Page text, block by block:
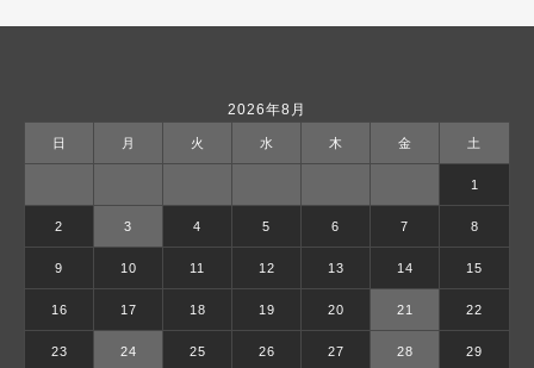
2026年8月
日 月 火 水 木 金 土
1
2 3 4 5 6 7 8
9 10 11 12 13 14 15
16 17 18 19 20 21 22
23 24 25 26 27 28 29